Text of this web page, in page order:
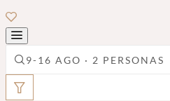
9-16 AGO · 2 PERSONAS